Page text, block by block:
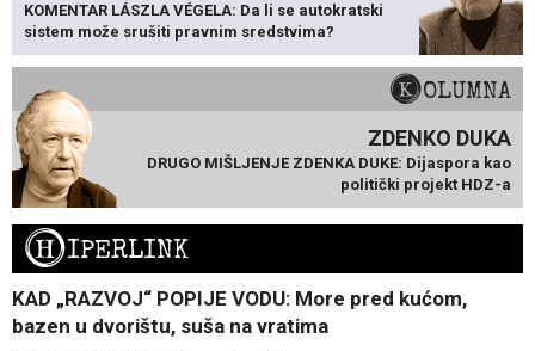
KOMENTAR LÁSZLA VÉGELA: Da li se autokratski
sistem može srušiti pravnim sredstvima?
KOLUMNA
ZDENKO DUKA
DRUGO MIŠLJENJE ZDENKA DUKE: Dijaspora kao
politički projekt HDZ-a
HIPERLINK
KAD „RAZVOJ“ POPIJE VODU: More pred kućom,
bazen u dvorištu, suša na vratima